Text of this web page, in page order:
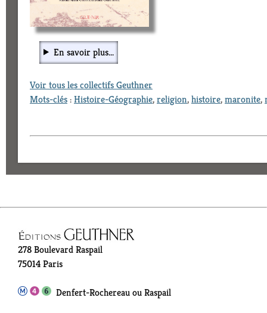
En savoir plus...
Voir tous les collectifs Geuthner
Mots-clés:Histoire-Géographie,religion,histoire,maronite,
278 Boulevard Raspail
75014 Paris
Denfert-Rochereau ou Raspail